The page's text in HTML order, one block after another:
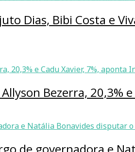
Dias, Bibi Costa e
Bezerra,
de governadora e